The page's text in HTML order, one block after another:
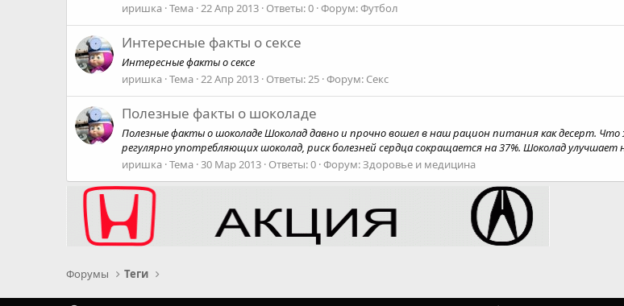
иришка Тема 22 Апр 2013 Ответы: 0 Форум:Футбол
Интересные факты о сексе
Интересные факты о сексе
иришка Тема 22 Апр 2013 Ответы: 25 Форум: Секс
Полезные факты о шоколаде
Полезные факты о шоколаде Шоколад давно и прочно вошел в наш рацион питания как десерт.
регулярно употребляющих шоколад, риск болезней сердца сокращается на 37%. Шоколад улучшает
иришка Тема 30 Мар 2013 Ответы: 0 Форум:Здоровье и медицина
Форумы Теги